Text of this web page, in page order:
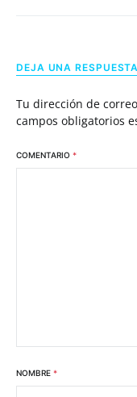
DEJA UNA RESPUESTA
Tu dirección de
campos obligatorios
COMENTARIO *
NOMBRE *